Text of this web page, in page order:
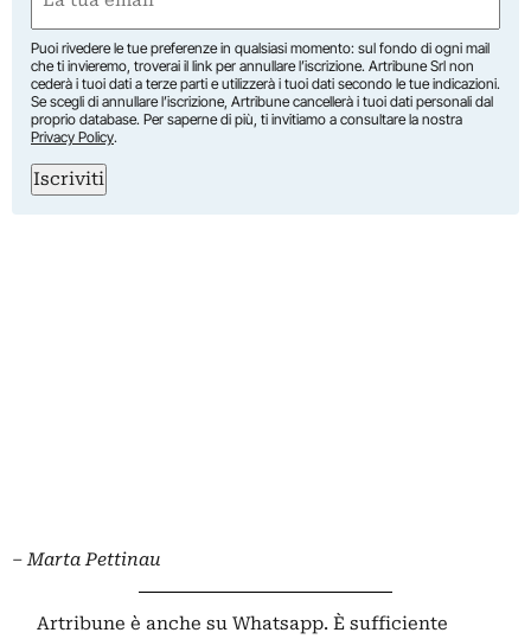
(Required)
Puoi rivedere le tue preferenze in qualsiasi momento: sul fondo di ogni mail
che ti invieremo, troverai il link per annullare l’iscrizione. Artribune Srl non
cederà i tuoi dati a terze parti e utilizzerà i tuoi dati secondo le tue indicazioni.
Se scegli di annullare l’iscrizione, Artribune cancellerà i tuoi dati personali dal
proprio database. Per saperne di più, ti invitiamo a consultare la nostra
Privacy Policy.
Iscriviti
–Marta Pettinau
Artribune è anche su Whatsapp. È sufficiente